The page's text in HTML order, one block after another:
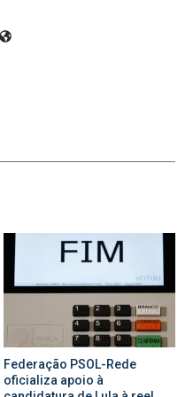
Federação PSOL-Rede
oficializa apoio à